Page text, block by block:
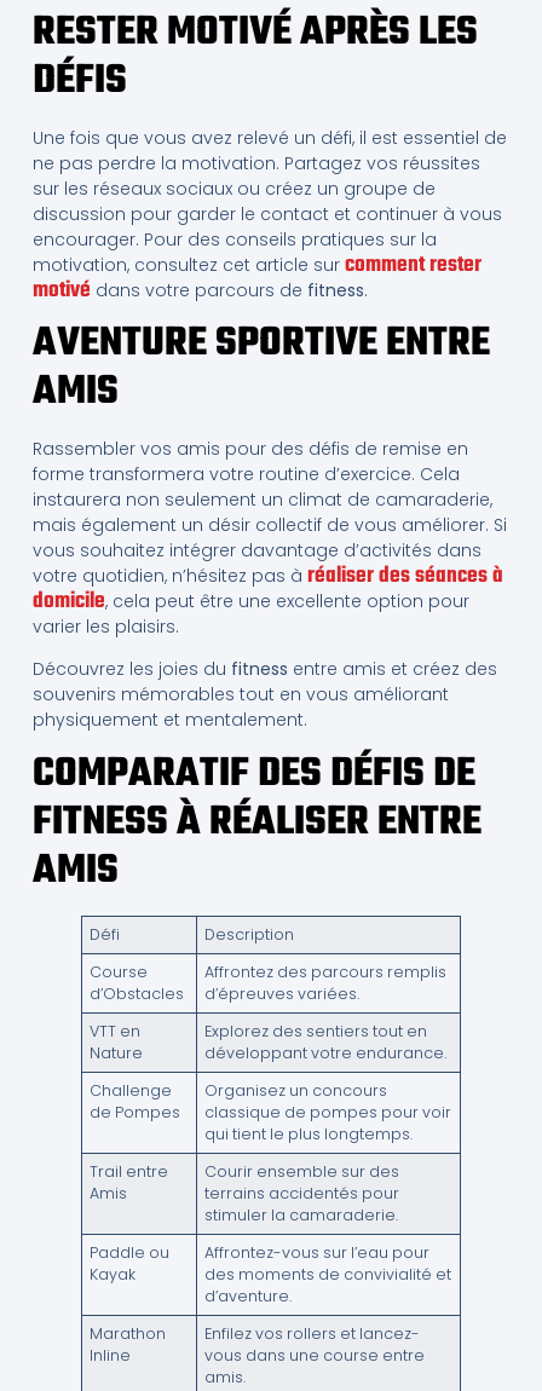
RESTER MOTIVÉ APRÈS LES
DÉFIS
Une fois que vous avez relevé un défi, il est essentiel de
ne pas perdre la motivation. Partagez vos réussites
sur les réseaux sociaux ou créez un groupe de
discussion pour garder le contact et continuer à vous
encourager. Pour des conseils pratiques sur la
motivation, consultez cet article sur comment rester
motivé dans votre parcours de fitness.
AVENTURE SPORTIVE ENTRE
AMIS
Rassembler vos amis pour des défis de remise en
forme transformera votre routine d’exercice. Cela
instaurera non seulement un climat de camaraderie,
mais également un désir collectif de vous améliorer. Si
vous souhaitez intégrer davantage d’activités dans
votre quotidien, n’hésitez pas à réaliser des séances à
domicile, cela peut être une excellente option pour
varier les plaisirs.
Découvrez les joies du fitness entre amis et créez des
souvenirs mémorables tout en vous améliorant
physiquement et mentalement.
COMPARATIF DES DÉFIS DE
FITNESS À RÉALISER ENTRE
AMIS
Défi
Description
Course
d’Obstacles
Affrontez des parcours remplis
d’épreuves variées.
VTT en
Nature
Explorez des sentiers tout en
développant votre endurance.
Challenge
de Pompes
Organisez un concours
classique de pompes pour voir
qui tient le plus longtemps.
Trail entre
Amis
Courir ensemble sur des
terrains accidentés pour
stimuler la camaraderie.
Paddle ou
Kayak
Affrontez-vous sur l’eau pour
des moments de convivialité et
d’aventure.
Marathon
Inline
Enfilez vos rollers et lancez-
vous dans une course entre
amis.